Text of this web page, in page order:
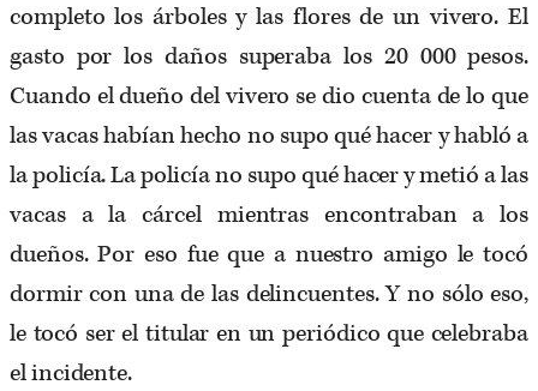
completo los árboles y las flores de un vivero. El
gasto por los daños superaba los 20 000 pesos.
Cuando el dueño del vivero se dio cuenta de lo que
las vacas habían hecho no supo qué hacer y habló a
la policía. La policía no supo qué hacer y metió a las
vacas a la cárcel mientras encontraban a los
dueños. Por eso fue que a nuestro amigo le tocó
dormir con una de las delincuentes. Y no sólo eso,
le tocó ser el titular en un periódico que celebraba
el incidente.